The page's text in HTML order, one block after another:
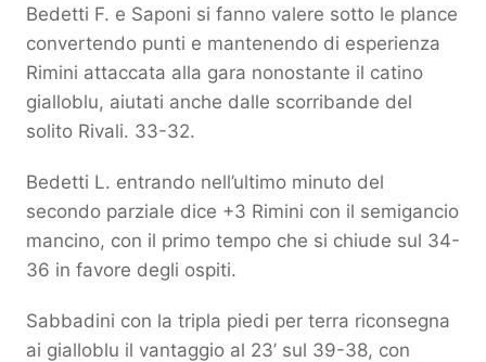
Bedetti F. e Saponi si fanno valere sotto le plance
convertendo punti e mantenendo di esperienza
Rimini attaccata alla gara nonostante il catino
gialloblu, aiutati anche dalle scorribande del
solito Rivali. 33-32.
Bedetti L. entrando nell’ultimo minuto del
secondo parziale dice +3 Rimini con il semigancio
mancino, con il primo tempo che si chiude sul 34-
36 in favore degli ospiti.
Sabbadini con la tripla piedi per terra riconsegna
ai gialloblu il vantaggio al 23’ sul 39-38, con